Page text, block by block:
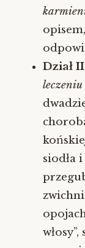
Dział II
siodła